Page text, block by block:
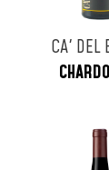
CA' DEL